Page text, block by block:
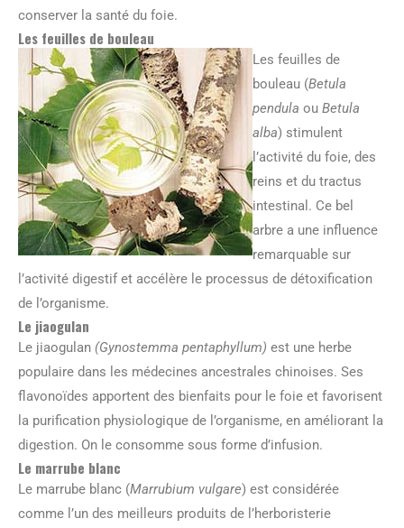
conserver la santé du foie.
Les feuilles de bouleau
Les feuilles de
bouleau (Betula
pendula ou Betula
alba) stimulent
l’activité du foie, des
reins et du tractus
intestinal. Ce bel
arbre a une influence
remarquable sur
l’activité digestif et accélère le processus de détoxification
de l’organisme.
Le jiaogulan
Le jiaogulan (Gynostemma pentaphyllum) est une herbe
populaire dans les médecines ancestrales chinoises. Ses
flavonoïdes apportent des bienfaits pour le foie et favorisent
la purification physiologique de l’organisme, en améliorant la
digestion. On le consomme sous forme d’infusion.
Le marrube blanc
Le marrube blanc (Marrubium vulgare) est considérée
comme l’un des meilleurs produits de l’herboristerie